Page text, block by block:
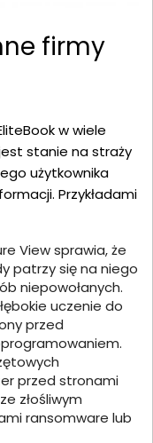
firmy
w wiele
stanie na straży
użytkownika
Przykładami
View sprawia, że
patrzy się na niego
niepowołanych.
uczenie do
przed
przed stronami
złośliwym
ransomware lub